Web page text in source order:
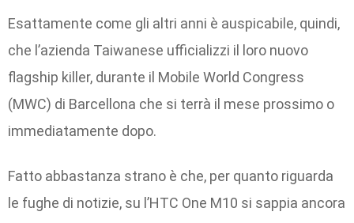
Esattamente come gli altri anni è auspicabile, quindi,
che l’azienda Taiwanese ufficializzi il loro nuovo
flagship killer, durante il Mobile World Congress
(MWC) di Barcellona che si terrà il mese prossimo o
immediatamente dopo.
Fatto abbastanza strano è che, per quanto riguarda
le fughe di notizie, su l’HTC One M10 si sappia ancora